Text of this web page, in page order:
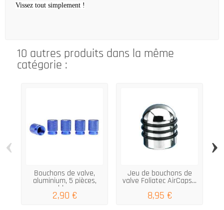
Vissez tout simplement !
10 autres produits dans la même
catégorie :
Bouchons de valve,
aluminium, 5 pièces,
bleu
2,90 €
Jeu de bouchons de
valve Foliatec AirCaps...
8,95 €
‹ ›